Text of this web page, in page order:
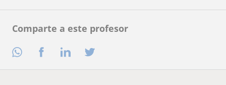
Comparte a este profesor